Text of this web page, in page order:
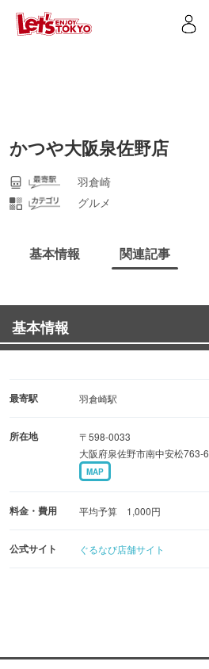
かつや大阪泉佐野店
羽倉崎
グルメ
基本情報 関連記事
基本情報
最寄駅 羽倉崎駅
所在地
〒598-0033
大阪府泉佐野市南中安松763-6
MAP
料金・費用 平均予算 1,000円
公式サイト ぐるなび店舗サイト